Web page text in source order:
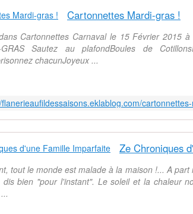
Cartonnettes Mardi-gras !
Cartonnettes Carnaval le 15 Février 2015
Sautez au plafondBoules de
chacunJoyeux ...
tout le monde est malade à la maison !... A
dis bien "pour l'instant". Le soleil et la chaleur